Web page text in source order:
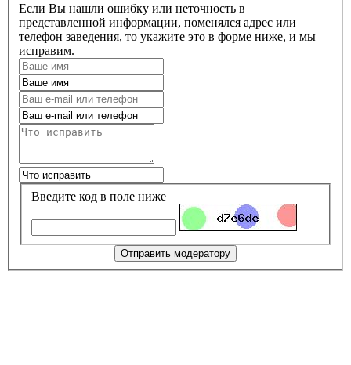
Если Вы нашли ошибку или неточность в
представленной информации, поменялся адрес или
телефон заведения, то укажите это в форме ниже, и мы
исправим.
Введите код в поле ниже
Отправить модератору